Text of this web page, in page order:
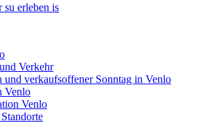
su erleben is
Verkehr
und verkaufsoffener Sonntag in Venlo
Venlo
Venlo